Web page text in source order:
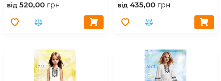
вiд 520,00 грн вiд 435,00 грн